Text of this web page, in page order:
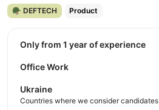
🪖 DEFTECH Product
Only from 1 year of experience
Office Work
Ukraine
Countries where we consider candidates